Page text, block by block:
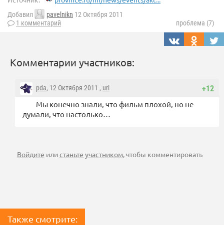
Добавил pavelnikn 12 Октября 2011
1 комментарий
проблема (7)
Комментарии участников:
+12
pda, 12 Октября 2011 , url
Мы конечно знали, что фильм плохой, но не
думали, что настолько…
Войдите илистаньте участником, чтобы комментировать
Также смотрите: